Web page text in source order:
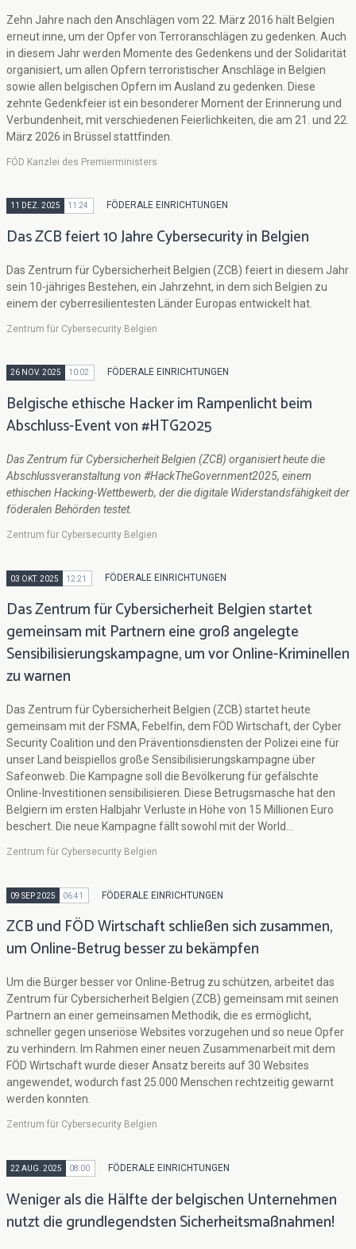
Zehn Jahre nach den Anschlägen vom 22. März 2016 hält Belgien
erneut inne, um der Opfer von Terroranschlägen zu gedenken. Auch
in diesem Jahr werden Momente des Gedenkens und der Solidarität
organisiert, um allen Opfern terroristischer Anschläge in Belgien
sowie allen belgischen Opfern im Ausland zu gedenken. Diese
zehnte Gedenkfeier ist ein besonderer Moment der Erinnerung und
Verbundenheit, mit verschiedenen Feierlichkeiten, die am 21. und 22.
März 2026 in Brüssel stattfinden.
FÖD Kanzlei des Premierministers
11 DEZ. 2025 11:24 FÖDERALE EINRICHTUNGEN
Das ZCB feiert 10 Jahre Cybersecurity in Belgien
Das Zentrum für Cybersicherheit Belgien (ZCB) feiert in diesem Jahr
sein 10-jähriges Bestehen, ein Jahrzehnt, in dem sich Belgien zu
einem der cyberresilientesten Länder Europas entwickelt hat.
Zentrum für Cybersecurity Belgien
26 NOV. 2025 10:02 FÖDERALE EINRICHTUNGEN
Belgische ethische Hacker im Rampenlicht beim
Abschluss-Event von #HTG2025
Das Zentrum für Cybersicherheit Belgien (ZCB) organisiert heute die
Abschlussveranstaltung von #HackTheGovernment2025, einem
ethischen Hacking-Wettbewerb, der die digitale Widerstandsfähigkeit der
föderalen Behörden testet.
Zentrum für Cybersecurity Belgien
03 OKT. 2025 12:21 FÖDERALE EINRICHTUNGEN
Das Zentrum für Cybersicherheit Belgien startet
gemeinsam mit Partnern eine groß angelegte
Sensibilisierungskampagne, um vor Online-Kriminellen
zu warnen
Das Zentrum für Cybersicherheit Belgien (ZCB) startet heute
gemeinsam mit der FSMA, Febelfin, dem FÖD Wirtschaft, der Cyber
Security Coalition und den Präventionsdiensten der Polizei eine für
unser Land beispiellos große Sensibilisierungskampagne über
Safeonweb. Die Kampagne soll die Bevölkerung für gefälschte
Online-Investitionen sensibilisieren. Diese Betrugsmasche hat den
Belgiern im ersten Halbjahr Verluste in Höhe von 15 Millionen Euro
beschert. Die neue Kampagne fällt sowohl mit der World...
Zentrum für Cybersecurity Belgien
09 SEP 2025 06:41 FÖDERALE EINRICHTUNGEN
ZCB und FÖD Wirtschaft schließen sich zusammen,
um Online-Betrug besser zu bekämpfen
Um die Bürger besser vor Online-Betrug zu schützen, arbeitet das
Zentrum für Cybersicherheit Belgien (ZCB) gemeinsam mit seinen
Partnern an einer gemeinsamen Methodik, die es ermöglicht,
schneller gegen unseriöse Websites vorzugehen und so neue Opfer
zu verhindern. Im Rahmen einer neuen Zusammenarbeit mit dem
FÖD Wirtschaft wurde dieser Ansatz bereits auf 30 Websites
angewendet, wodurch fast 25.000 Menschen rechtzeitig gewarnt
werden konnten.
Zentrum für Cybersecurity Belgien
22 AUG. 2025 08:00 FÖDERALE EINRICHTUNGEN
Weniger als die Hälfte der belgischen Unternehmen
nutzt die grundlegendsten Sicherheitsmaßnahmen!